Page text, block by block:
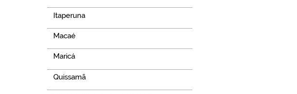
Itaperuna
Macaé
Maricá
Quissamã